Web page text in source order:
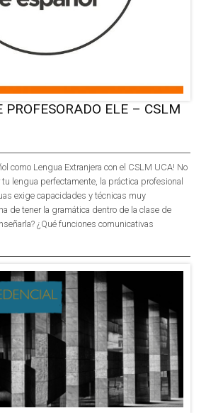
PROFESORADO ELE – CSLM
como Lengua Extranjera con el CSLM UCA! No
lengua perfectamente, la práctica profesional
exige capacidades y técnicas muy
de tener la gramática dentro de la clase de
¿Qué funciones comunicativas